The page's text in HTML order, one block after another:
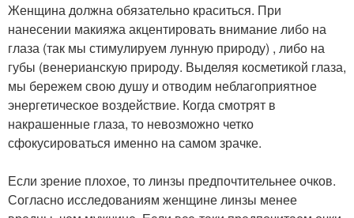
Женщина должна обязательно краситься. При
нанесении макияжа акцентировать внимание либо на
глаза (так мы стимулируем лунную природу) , либо на
губы (венерианскую природу. Выделяя косметикой глаза,
мы бережем свою душу и отводим неблагоприятное
энергетическое воздействие. Когда смотрят в
накрашенные глаза, то невозможно четко
сфокусироваться именно на самом зрачке.
Если зрение плохое, то линзы предпочтительнее очков.
Согласно исследованиям женщине линзы менее